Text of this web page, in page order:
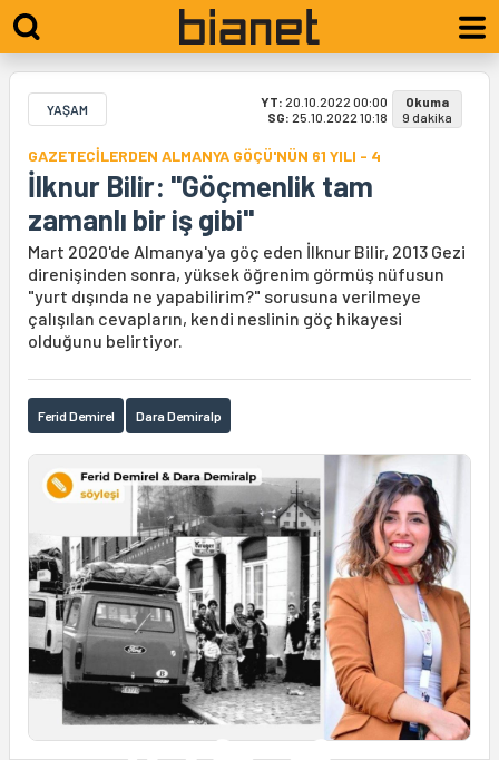
YAŞAM YT: 20.10.2022 00:00
SG: 25.10.2022 10:18
Okuma
9 dakika
GAZETECİLERDEN ALMANYA GÖÇÜ'NÜN 61 YILI - 4
İlknur Bilir: "Göçmenlik tam
zamanlı bir iş gibi"
Mart 2020'de Almanya'ya göç eden İlknur Bilir, 2013 Gezi
direnişinden sonra, yüksek öğrenim görmüş nüfusun
"yurt dışında ne yapabilirim?" sorusuna verilmeye
çalışılan cevapların, kendi neslinin göç hikayesi
olduğunu belirtiyor.
Ferid Demirel Dara Demiralp